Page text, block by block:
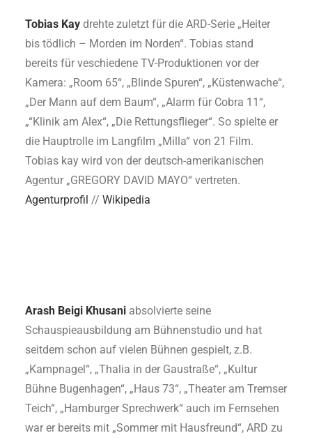
Tobias Kay drehte zuletzt für die ARD-Serie „Heiter
bis tödlich – Morden im Norden“. Tobias stand
bereits für veschiedene TV-Produktionen vor der
Kamera: „Room 65“, „Blinde Spuren“, „Küstenwache“,
„Der Mann auf dem Baum“, „Alarm für Cobra 11“,
„“Klinik am Alex“, „Die Rettungsflieger“. So spielte er
die Hauptrolle im Langfilm „Milla“ von 21 Film.
Tobias kay wird von der deutsch-amerikanischen
Agentur „GREGORY DAVID MAYO“ vertreten.
Agenturprofil // Wikipedia
Arash Beigi Khusani absolvierte seine
Schauspieausbildung am Bühnenstudio und hat
seitdem schon auf vielen Bühnen gespielt, z.B.
„Kampnagel“, „Thalia in der Gaustraße“, „Kultur
Bühne Bugenhagen“, „Haus 73“, „Theater am Tremser
Teich“, „Hamburger Sprechwerk“ auch im Fernsehen
war er bereits mit „Sommer mit Hausfreund“, ARD zu